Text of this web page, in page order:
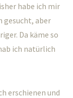
habe ich mir
gesucht, aber
Da käme so
ich natürlich
erschienen und